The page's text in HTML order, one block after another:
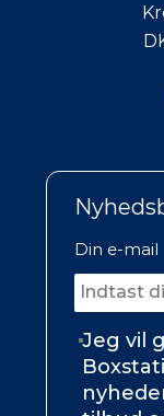
Din e-mail
Jeg vil